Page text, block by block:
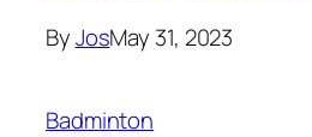
ByJosMay 31, 2023
Badminton